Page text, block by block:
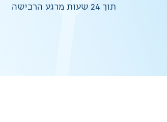
תוך 24 שעות מרגע הרכישה